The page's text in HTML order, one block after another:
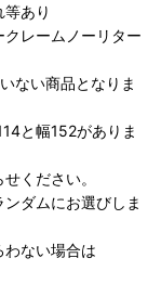
あり
レームノーリター
ない商品となりま
と幅152がありま
ください。
ダムにお選びしま
わない場合は